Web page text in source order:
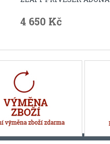
4 650 Kč